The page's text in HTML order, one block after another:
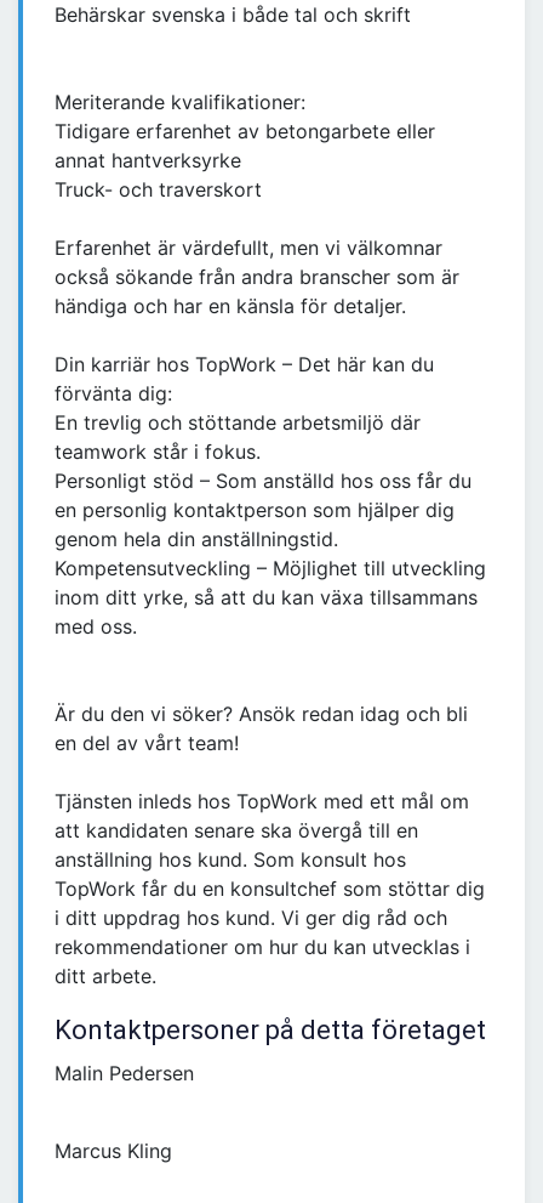
Behärskar svenska i både tal och skrift
Meriterande kvalifikationer:
Tidigare erfarenhet av betongarbete eller
annat hantverksyrke
Truck- och traverskort
Erfarenhet är värdefullt, men vi välkomnar
också sökande från andra branscher som är
händiga och har en känsla för detaljer.
Din karriär hos TopWork – Det här kan du
förvänta dig:
En trevlig och stöttande arbetsmiljö där
teamwork står i fokus.
Personligt stöd – Som anställd hos oss får du
en personlig kontaktperson som hjälper dig
genom hela din anställningstid.
Kompetensutveckling – Möjlighet till utveckling
inom ditt yrke, så att du kan växa tillsammans
med oss.
Är du den vi söker? Ansök redan idag och bli
en del av vårt team!
Tjänsten inleds hos TopWork med ett mål om
att kandidaten senare ska övergå till en
anställning hos kund. Som konsult hos
TopWork får du en konsultchef som stöttar dig
i ditt uppdrag hos kund. Vi ger dig råd och
rekommendationer om hur du kan utvecklas i
ditt arbete.
Kontaktpersoner på detta företaget
Malin Pedersen
Marcus Kling